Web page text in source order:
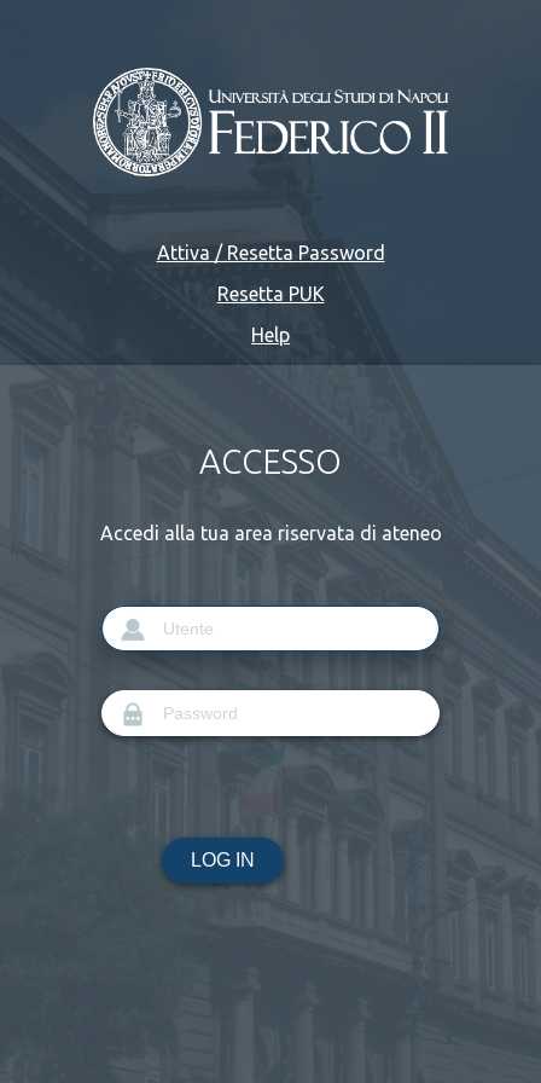
Attiva / Resetta Password
Resetta PUK
Help
ACCESSO
Accedi alla tua area riservata di ateneo